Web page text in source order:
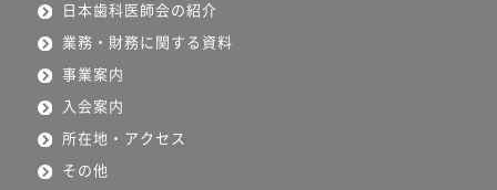
日本歯科医師会の紹介
業務・財務に関する資料
事業案内
入会案内
所在地・アクセス
その他